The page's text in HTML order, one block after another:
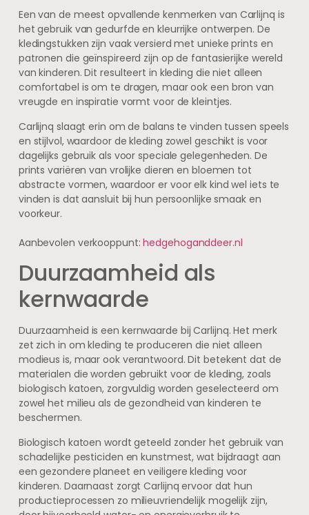
Een van de meest opvallende kenmerken van Carlijnq is
het gebruik van gedurfde en kleurrijke ontwerpen. De
kledingstukken zijn vaak versierd met unieke prints en
patronen die geïnspireerd zijn op de fantasierijke wereld
van kinderen. Dit resulteert in kleding die niet alleen
comfortabel is om te dragen, maar ook een bron van
vreugde en inspiratie vormt voor de kleintjes.
Carlijnq slaagt erin om de balans te vinden tussen speels
en stijlvol, waardoor de kleding zowel geschikt is voor
dagelijks gebruik als voor speciale gelegenheden. De
prints variëren van vrolijke dieren en bloemen tot
abstracte vormen, waardoor er voor elk kind wel iets te
vinden is dat aansluit bij hun persoonlijke smaak en
voorkeur.
Aanbevolen verkooppunt:hedgehoganddeer.nl
Duurzaamheid als
kernwaarde
Duurzaamheid is een kernwaarde bij Carlijnq. Het merk
zet zich in om kleding te produceren die niet alleen
modieus is, maar ook verantwoord. Dit betekent dat de
materialen die worden gebruikt voor de kleding, zoals
biologisch katoen, zorgvuldig worden geselecteerd om
zowel het milieu als de gezondheid van kinderen te
beschermen.
Biologisch katoen wordt geteeld zonder het gebruik van
schadelijke pesticiden en kunstmest, wat bijdraagt aan
een gezondere planeet en veiligere kleding voor
kinderen. Daarnaast zorgt Carlijnq ervoor dat hun
productieprocessen zo milieuvriendelijk mogelijk zijn,